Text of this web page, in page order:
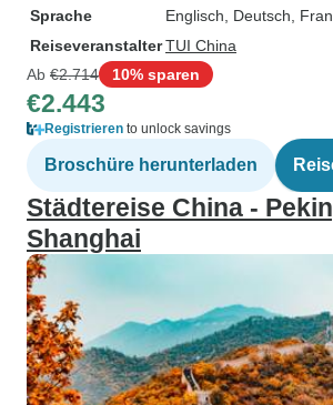
Sprache
Englisch, Deutsch,
ReiseveranstalterTUI China
Ab €2.714 10% sparen
€2.443
Registrieren to unlock savings
Broschüre herunterladen
Städtereise China -
Shanghai